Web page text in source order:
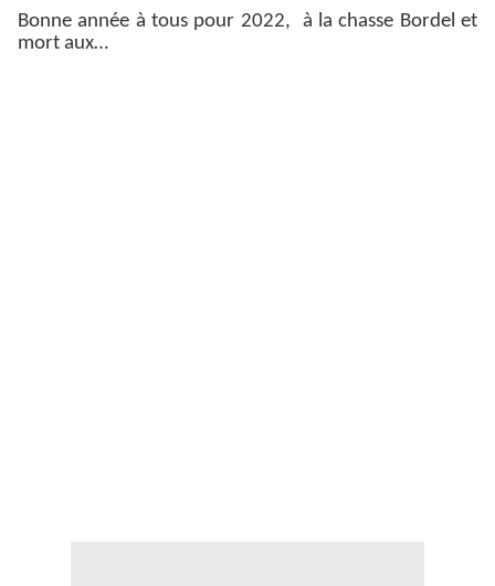
Bonne année à tous pour 2022, à la chasse Bordel et
mort aux…